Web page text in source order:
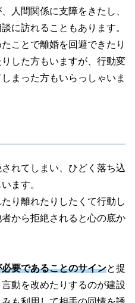
人間関係に支障をきたし、
に訪れることもあります。
ことで離婚を回避できたり
した方もいますが、行動変
まった方もいらっしゃいま
れてしまい、ひどく落ち込
ます。
り離れたりしたくて行動し
から拒絶されると心の底か
要であることのサインと捉
動を改めたりするのが建設